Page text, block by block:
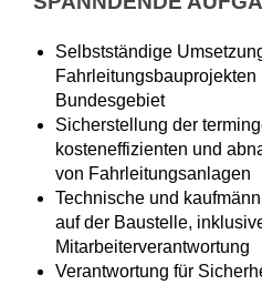
Selbstständige
Fahrleitungsbauprojekten
Bundesgebiet
Sicherstellung der
kosteneffizienten und
von Fahrleitungsanlagen
Technische und
auf der Baustelle,
Mitarbeiterverantwortung
Verantwortung für